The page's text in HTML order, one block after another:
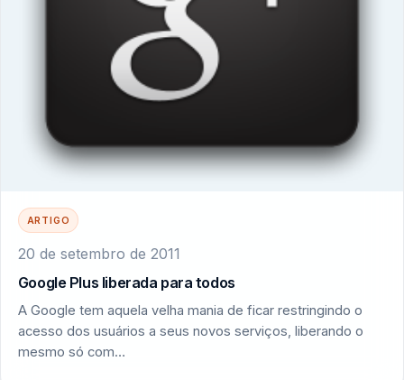
ARTIGO
20 de setembro de 2011
Google Plus liberada para todos
A Google tem aquela velha mania de ficar restringindo o
acesso dos usuários a seus novos serviços, liberando o
mesmo só com…